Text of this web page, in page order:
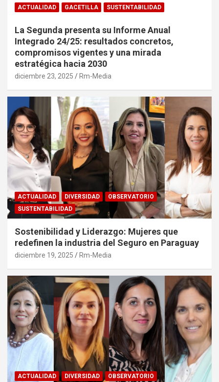
ACTUALIDAD GACETILLA SUSTENTABILIDAD
La Segunda presenta su Informe Anual
Integrado 24/25: resultados concretos,
compromisos vigentes y una mirada
estratégica hacia 2030
diciembre 23, 2025 Rm-Media
ACTUALIDAD DIVERSIDAD
OBSERVATORIO
SUSTENTABILIDAD
Sostenibilidad y Liderazgo: Mujeres que
redefinen la industria del Seguro en Paraguay
diciembre 19, 2025 Rm-Media
ACTUALIDAD DIVERSIDAD OBSERVATORIO